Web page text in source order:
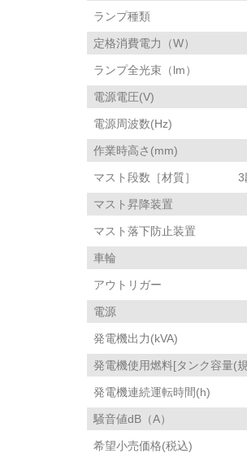
ランプ種類
定格消費電力（W）
ランプ全光束（lm）
電源電圧(V)
電源周波数(Hz)
作業時高さ(mm)
マスト段数［材質］ 3
マスト昇降装置
マスト落下防止装置
車輪
アウトリガー
電源
発電機出力(kVA)
発電機使用燃料[タンク容量(
発電機連続運転時間(h)
騒音値dB（A）
希望小売価格(税込)